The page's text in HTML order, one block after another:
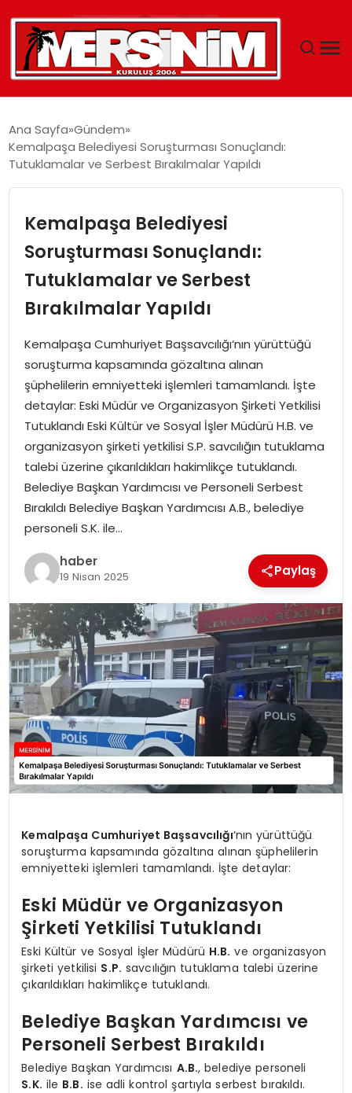
YAŞAM
EĞITIM
EKONOMI
MAGAZIN
DÜNYA
OTOMOBIL
Ana Sayfa Gündem
Kemalpaşa Belediyesi Soruşturması Sonuçlandı:
Tutuklamalar ve Serbest Bırakılmalar Yapıldı
Kemalpaşa Belediyesi
Soruşturması Sonuçlandı:
Tutuklamalar ve Serbest
Bırakılmalar Yapıldı
Kemalpaşa Cumhuriyet Başsavcılığı‘nın yürüttüğü
soruşturma kapsamında gözaltına alınan
şüphelilerin emniyetteki işlemleri tamamlandı. İşte
detaylar: Eski Müdür ve Organizasyon Şirketi Yetkilisi
Tutuklandı Eski Kültür ve Sosyal İşler Müdürü H.B. ve
organizasyon şirketi yetkilisi S.P. savcılığın tutuklama
talebi üzerine çıkarıldıkları hakimlikçe tutuklandı.
Belediye Başkan Yardımcısı ve Personeli Serbest
Bırakıldı Belediye Başkan Yardımcısı A.B., belediye
personeli S.K. ile…
haber
19 Nisan 2025 Paylaş
Kemalpaşa Cumhuriyet Başsavcılığı‘nın yürüttüğü
soruşturma kapsamında gözaltına alınan şüphelilerin
emniyetteki işlemleri tamamlandı. İşte detaylar:
Eski Müdür ve Organizasyon
Şirketi Yetkilisi Tutuklandı
Eski Kültür ve Sosyal İşler Müdürü H.B. ve organizasyon
şirketi yetkilisi S.P. savcılığın tutuklama talebi üzerine
çıkarıldıkları hakimlikçe tutuklandı.
Belediye Başkan Yardımcısı ve
Personeli Serbest Bırakıldı
Belediye Başkan Yardımcısı A.B., belediye personeli
S.K. ile B.B. ise adli kontrol şartıyla serbest bırakıldı.